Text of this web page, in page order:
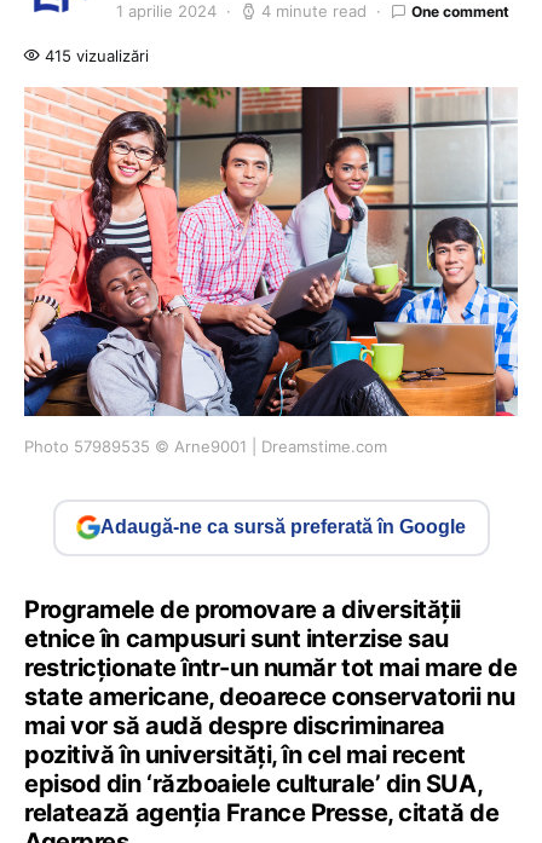
1 aprilie 2024 4 minute read One comment
415 vizualizări
Photo 57989535 © Arne9001 | Dreamstime.com
Adaugă-ne ca sursă preferată în Google
Programele de promovare a diversităţii
etnice în campusuri sunt interzise sau
restricţionate într-un număr tot mai mare de
state americane, deoarece conservatorii nu
mai vor să audă despre discriminarea
pozitivă în universităţi, în cel mai recent
episod din ‘războaiele culturale’ din SUA,
relatează agenția France Presse, citată de